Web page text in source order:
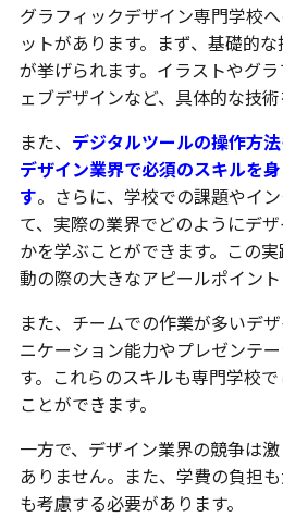
グラフィックデザイン専門学校
ットがあります。まず、基礎的
が挙げられます。イラストやグ
ェブデザインなど、具体的な技術
また、 デジタルツールの操作方
デザイン業界で必須のスキルを
す。さらに、学校での課題やイ
て、実際の業界でどのようにデ
かを学ぶことができます。この
動の際の大きなアピールポイント
また、チームでの作業が多いデ
ニケーション能力やプレゼンテ
す。これらのスキルも専門学校
ことができます。
一方で、デザイン業界の競争は
ありません。また、学費の負担
も考慮する必要があります。